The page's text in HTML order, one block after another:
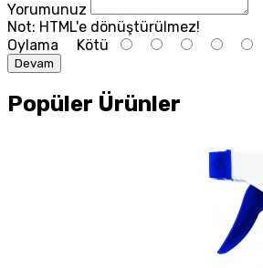
Yorumunuz
Not: HTML'e dönüştürülmez!
Oylama Kötü
Devam
Popüler Ürünler